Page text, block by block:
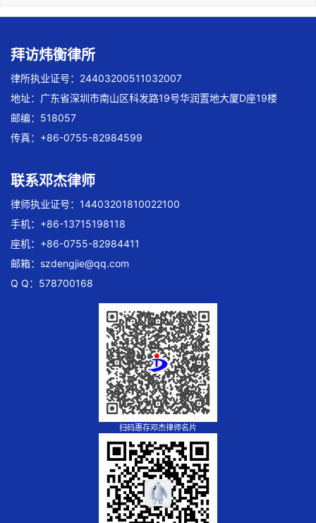
拜访炜衡律所
律所执业证号：24403200511032007
地址：广东省深圳市南山区科发路19号华润置地大厦D座19楼
邮编：518057
传真：+86-0755-82984599
联系邓杰律师
律师执业证号：14403201810022100
手机：+86-13715198118
座机：+86-0755-82984411
邮箱： szdengjie@qq.com
Q Q：578700168
扫码惠存邓杰律师名片